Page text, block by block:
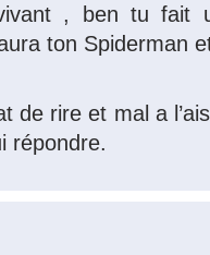
, ben tu fait
ton Spiderman
de rire et mal a
répondre.